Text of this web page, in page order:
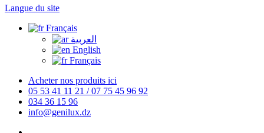
Langue du site
Français
العربية
English
Français
Acheter nos produits ici
05 53 41 11 21 / 07 75 45 96 92
034 36 15 96
info@genilux.dz